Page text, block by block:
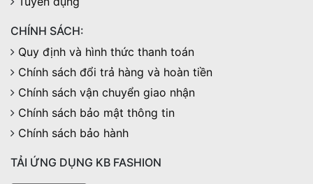
CHÍNH SÁCH:
Quy định và hình thức thanh toán
Chính sách đổi trả hàng và hoàn tiền
Chính sách vận chuyển giao nhận
Chính sách bảo mật thông tin
Chính sách bảo hành
TẢI ỨNG DỤNG KB FASHION